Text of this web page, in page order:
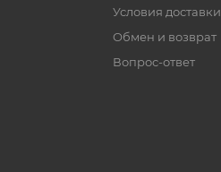
Условия доставки
Обмен и возврат
Вопрос-ответ